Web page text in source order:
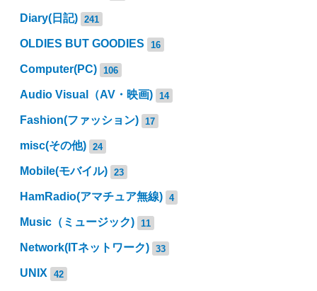
Diary(日記) 241
OLDIES BUT GOODIES 16
Computer(PC) 106
Audio Visual（AV・映画) 14
Fashion(ファッション) 17
misc(その他) 24
Mobile(モバイル) 23
HamRadio(アマチュア無線) 4
Music（ミュージック) 11
Network(ITネットワーク) 33
UNIX 42